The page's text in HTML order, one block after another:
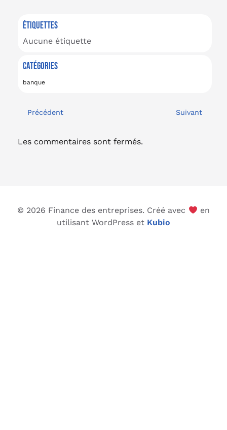
ÉTIQUETTES
Aucune étiquette
CATÉGORIES
banque
Précédent Suivant
Les commentaires sont fermés.
© 2026 Finance des entreprises. Créé avec
en
utilisant WordPress et Kubio